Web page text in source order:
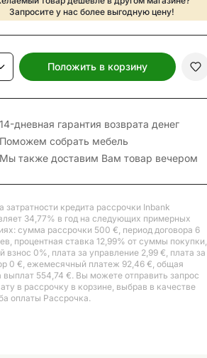
Запросите у нас более выгодную цену!
Положить в корзину
дневная гарантия возврата денег
собрать мебель
также доставим Вам товар вечером
затратности кредита рассрочки Inbank
34,77% в год на следующих примерных
сумма рассрочки 500 €, период договора 6
процентная ставка 12,99% от суммы покупки,
взнос 0%, плата за управление 2,99 €, плата за
0 €, ежемесячный платеж 92,46 €, общая
554,74 €. Вы можете отправить запрос
в рассрочку в корзине, выбрав в качестве
оплаты Рассрочка.